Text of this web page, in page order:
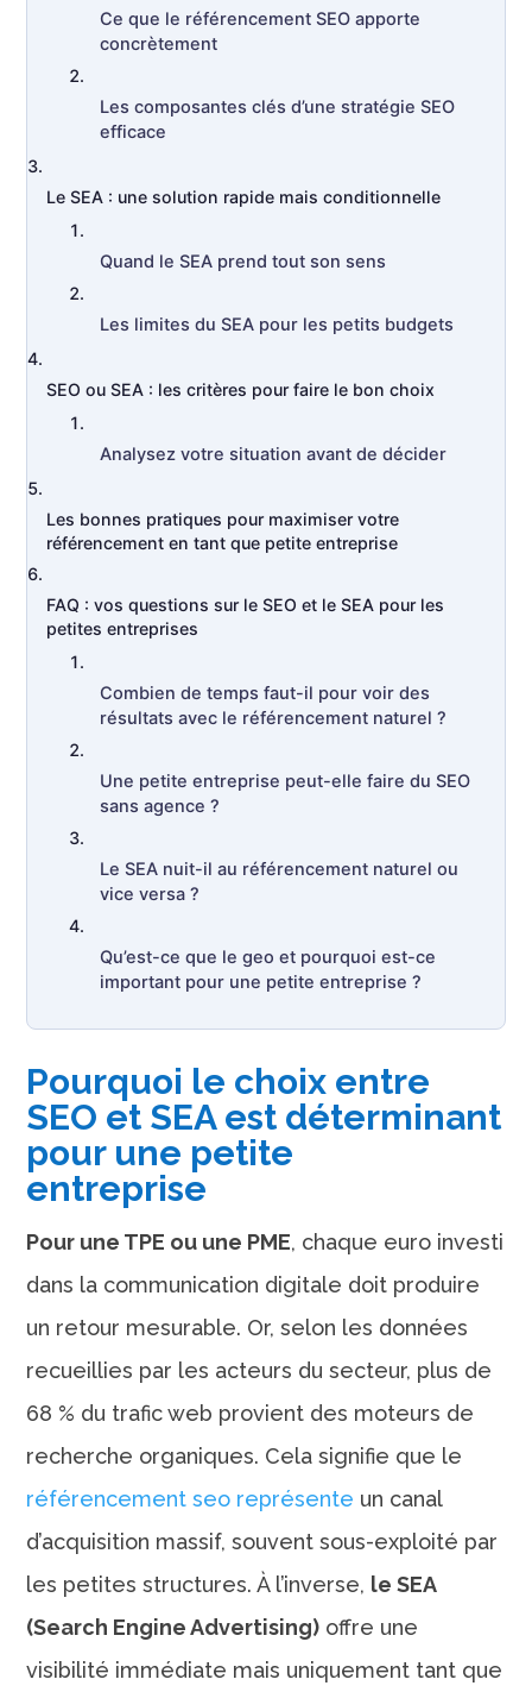
Ce que le référencement SEO apporte
concrètement
Les composantes clés d’une stratégie SEO
efficace
Le SEA : une solution rapide mais conditionnelle
Quand le SEA prend tout son sens
Les limites du SEA pour les petits budgets
SEO ou SEA : les critères pour faire le bon choix
Analysez votre situation avant de décider
Les bonnes pratiques pour maximiser votre
référencement en tant que petite entreprise
FAQ : vos questions sur le SEO et le SEA pour les
petites entreprises
Combien de temps faut-il pour voir des
résultats avec le référencement naturel ?
Une petite entreprise peut-elle faire du SEO
sans agence ?
Le SEA nuit-il au référencement naturel ou
vice versa ?
Qu’est-ce que le geo et pourquoi est-ce
important pour une petite entreprise ?
Pourquoi le choix entre
SEO et SEA est déterminant
pour une petite
entreprise
Pour une TPE ou une PME, chaque euro investi
dans la communication digitale doit produire
un retour mesurable. Or, selon les données
recueillies par les acteurs du secteur, plus de
68 % du trafic web provient des moteurs de
recherche organiques. Cela signifie que le
référencement seo représente un canal
d’acquisition massif, souvent sous-exploité par
les petites structures. À l’inverse, le SEA
(Search Engine Advertising) offre une
visibilité immédiate mais uniquement tant que